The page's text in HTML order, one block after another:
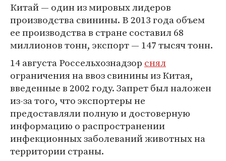
Китай — один из мировых лидеров
производства свинины. В 2013 года объем
ее производства в стране составил 68
миллионов тонн, экспорт — 147 тысяч тонн.
14 августа Россельхознадзор снял
ограничения на ввоз свинины из Китая,
введенные в 2002 году. Запрет был наложен
из-за того, что экспортеры не
предоставляли полную и достоверную
информацию о распространении
инфекционных заболеваний животных на
территории страны.